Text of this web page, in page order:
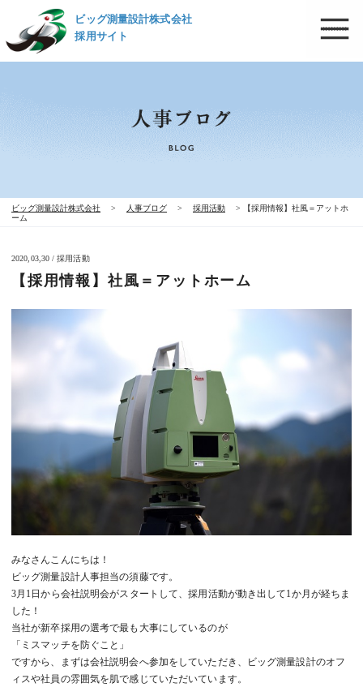
ビッグ測量設計株式会社
採用サイト
ビッグ測量設計株式会社 > 人事ブログ > 採用活動 >
【採用情報】社風＝アットホ
ーム
2020,03,30 / 採用活動
【採用情報】社風＝アットホーム
みなさんこんにちは！
ビッグ測量設計人事担当の須藤です。
3月1日から会社説明会がスタートして、採用活動が動き出して1か月が経ちま
した！
当社が新卒採用の選考で最も大事にしているのが
「ミスマッチを防ぐこと」
ですから、まずは会社説明会へ参加をしていただき、ビッグ測量設計のオフ
ィスや社員の雰囲気を肌で感じていただいています。